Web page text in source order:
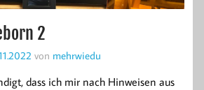
2
von mehrwiedu
dass ich mir nach Hinweisen aus